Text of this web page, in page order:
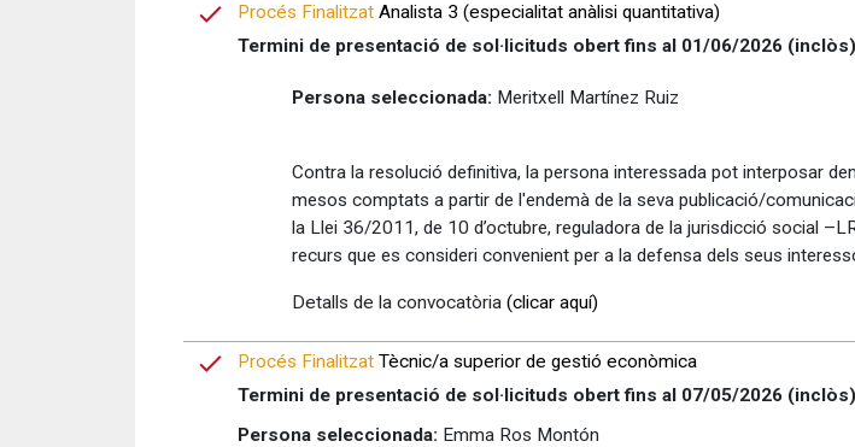
Procés Finalitzat Analista 3 (especialitat anàlisi quantitativa)
Termini de presentació de sol·licituds obert fins al 01/06/2026 (inclòs)
Persona seleccionada: Meritxell Martínez Ruiz
Contra la resolució definitiva, la persona interessada pot interposar
mesos comptats a partir de l'endemà de la seva publicació/
la Llei 36/2011, de 10 d’octubre, reguladora de la jurisdicció social
recurs que es consideri convenient per a la defensa dels seus
Detalls de la convocatòria (clicar aquí)
Procés Finalitzat Tècnic/a superior de gestió econòmica
Termini de presentació de sol·licituds obert fins al 07/05/2026 (inclòs)
Persona seleccionada: Emma Ros Montón